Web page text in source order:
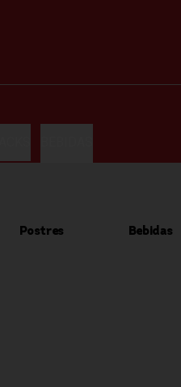
Postres Bebidas